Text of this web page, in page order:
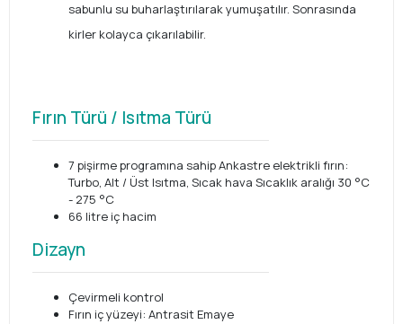
sabunlu su buharlaştırılarak yumuşatılır. Sonrasında
kirler kolayca çıkarılabilir.
Fırın Türü / Isıtma Türü
7 pişirme programına sahip Ankastre elektrikli fırın:
Turbo, Alt / Üst Isıtma, Sıcak hava Sıcaklık aralığı 30 °C
- 275 °C
66 litre iç hacim
Dizayn
Çevirmeli kontrol
Fırın iç yüzeyi: Antrasit Emaye